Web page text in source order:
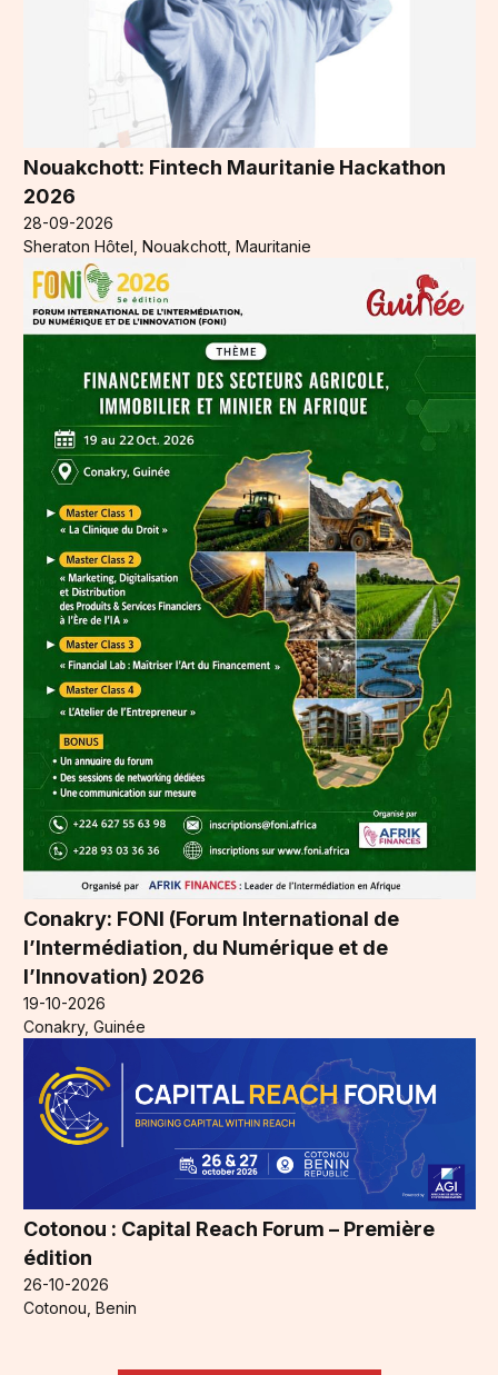
Nouakchott: Fintech Mauritanie Hackathon
2026
28-09-2026
Sheraton Hôtel, Nouakchott, Mauritanie
Conakry: FONI (Forum International de
l’Intermédiation, du Numérique et de
l’Innovation) 2026
19-10-2026
Conakry, Guinée
Cotonou : Capital Reach Forum – Première
édition
26-10-2026
Cotonou, Benin